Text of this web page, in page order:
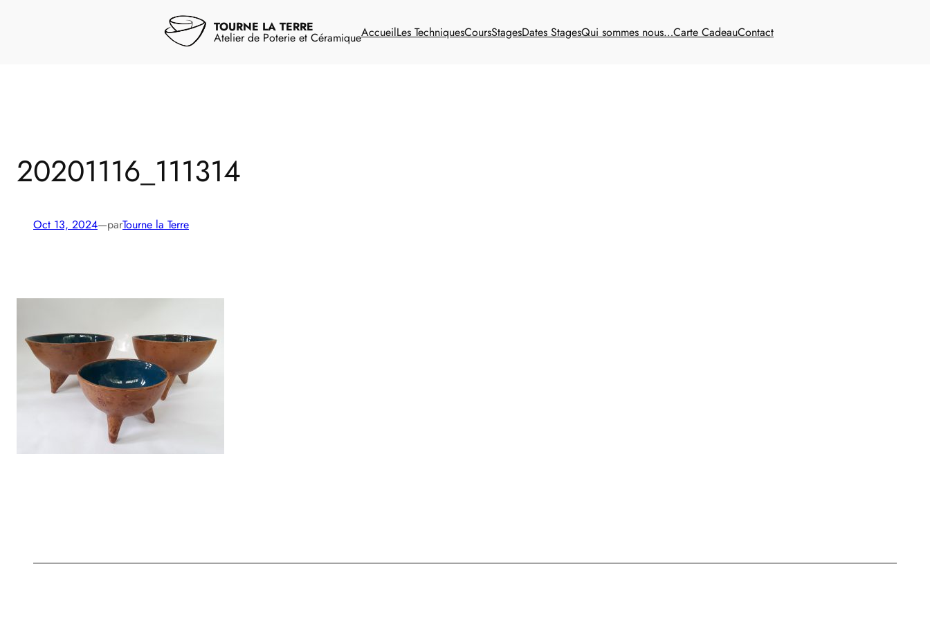
TOURNE LA TERRE
Atelier de Poterie et CéramiqueAccueilLes TechniquesCoursStagesDates StagesQui sommes nous…Carte CadeauContact
20201116_111314
Oct 13, 2024—parTourne la Terre